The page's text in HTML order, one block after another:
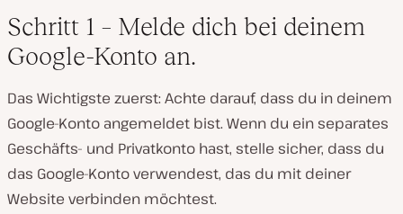
Schritt 1 – Melde dich bei deinem
Google-Konto an.
Das Wichtigste zuerst: Achte darauf, dass du in deinem
Google-Konto angemeldet bist. Wenn du ein separates
Geschäfts- und Privatkonto hast, stelle sicher, dass du
das Google-Konto verwendest, das du mit deiner
Website verbinden möchtest.